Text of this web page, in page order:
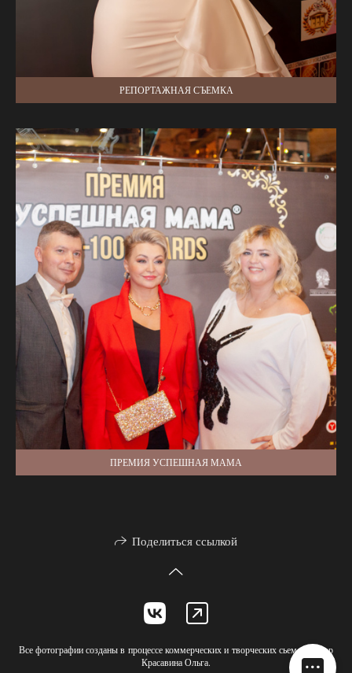
РЕПОРТАЖНАЯ СЪЕМКА
ПРЕМИЯ УСПЕШНАЯ МАМА
Поделиться ссылкой
Все фотографии созданы в процессе коммерческих и творческих сьемок, автор
Красавина Ольга.